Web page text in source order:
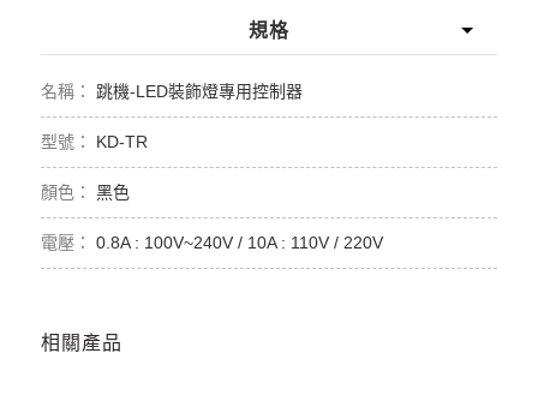
規格
跳機-LED裝飾燈專用控制器
KD-TR
黑色
0.8A : 100V~240V / 10A : 110V / 220V
相關產品